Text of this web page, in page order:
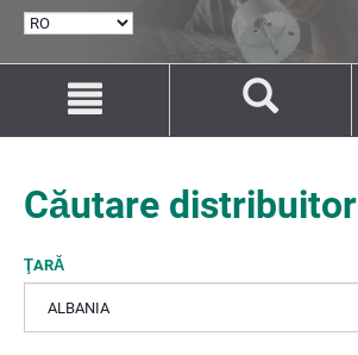
SELECTARE
conținut
navigare
Căutare distribuitor
ŢARĂ